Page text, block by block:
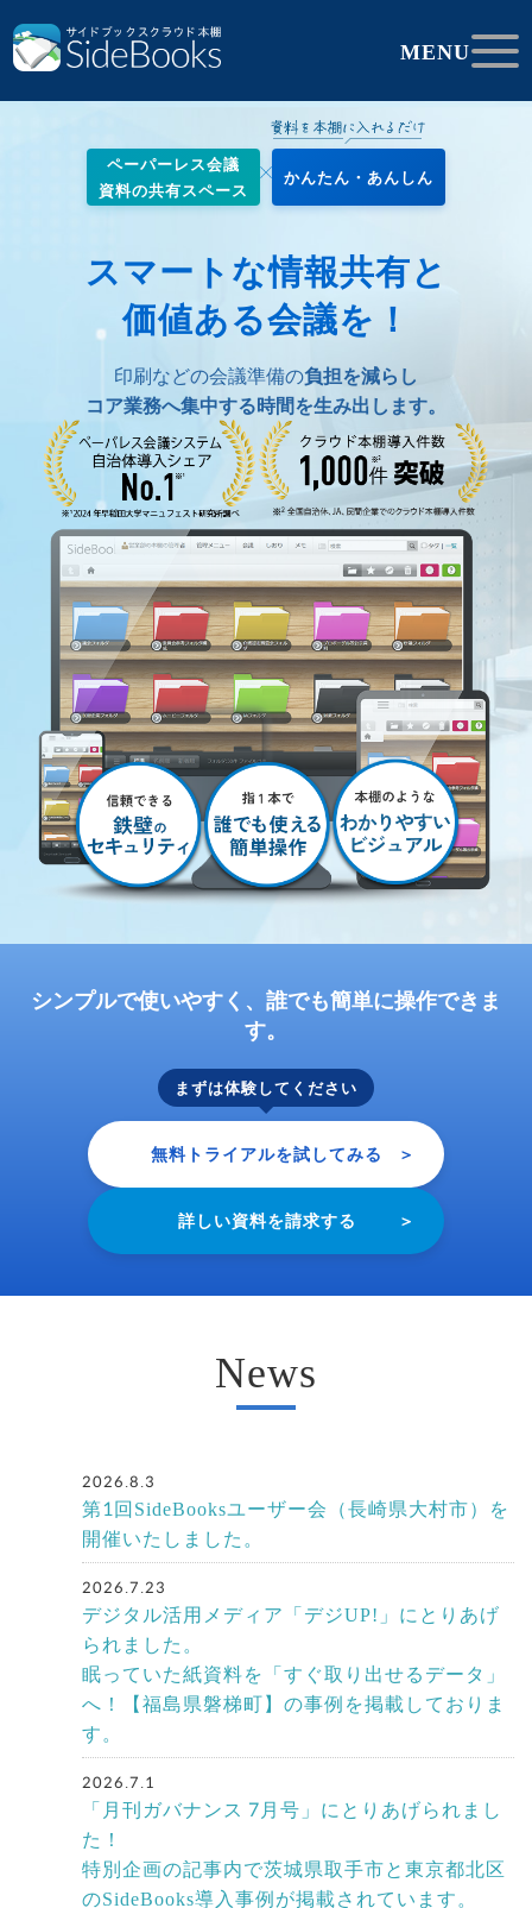
MENU
ペーパーレス会議
資料の共有スペース
かんたん・あんしん
スマートな情報共有と
価値ある会議を！
印刷などの会議準備の負担を減らし
コア業務へ集中する時間を生み出します。
シンプルで使いやすく、誰でも簡単に操作できま
す。
まずは体験してください
無料トライアルを試してみる ＞
詳しい資料を請求する ＞
News
2026.8.3
第1回SideBooksユーザー会（長崎県大村市）を
開催いたしました。
2026.7.23
デジタル活用メディア「デジUP!」にとりあげ
られました。
眠っていた紙資料を「すぐ取り出せるデータ」
へ！【福島県磐梯町】の事例を掲載しておりま
す。
2026.7.1
「月刊ガバナンス 7月号」にとりあげられまし
た！
特別企画の記事内で茨城県取手市と東京都北区
のSideBooks導入事例が掲載されています。